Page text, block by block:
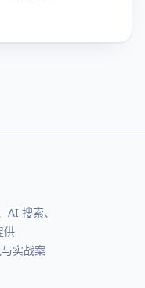
搜索、
供
实战案